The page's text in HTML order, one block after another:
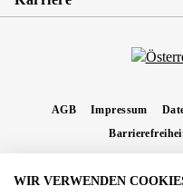
AGB Impressum
WIR VERWENDEN